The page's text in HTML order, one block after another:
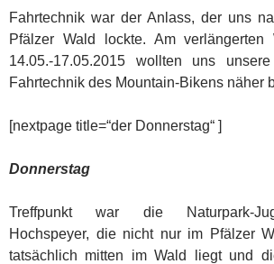
Fahrtechnik war der Anlass, der uns
Pfälzer Wald lockte. Am verlängerten
14.05.-17.05.2015 wollten uns
Fahrtechnik des Mountain-Bikens näher
[nextpage title=“der Donnerstag“ ]
Donnerstag
Treffpunkt war die Naturpark-
Hochspeyer, die nicht nur im Pfälzer
tatsächlich mitten im Wald liegt und